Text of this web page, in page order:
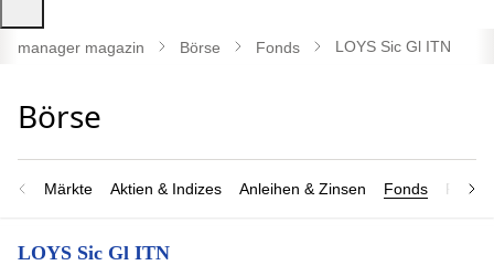
öffnen
manager magazin Börse Fonds LOYS Sic Gl ITN
Märkte Aktien & Indizes Anleihen & Zinsen Fonds
LOYS Sic Gl ITN